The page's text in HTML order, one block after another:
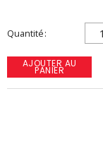
Quantité
AJOUTER AU
PANIER